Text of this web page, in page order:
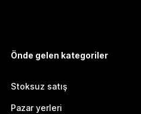
Önde gelen kategoriler
Stoksuz satış
Pazar yerleri